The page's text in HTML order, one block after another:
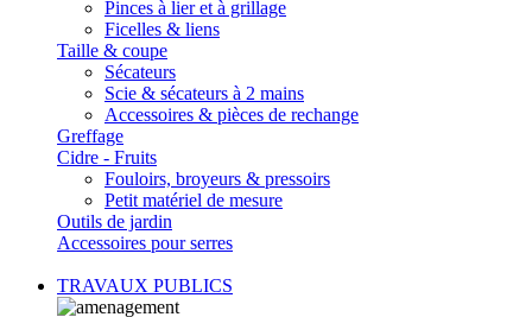
Pinces à lier et à grillage
Ficelles & liens
Taille & coupe
Sécateurs
Scie & sécateurs à 2 mains
Accessoires & pièces de rechange
Greffage
Cidre - Fruits
Fouloirs, broyeurs & pressoirs
Petit matériel de mesure
Outils de jardin
Accessoires pour serres
TRAVAUX PUBLICS